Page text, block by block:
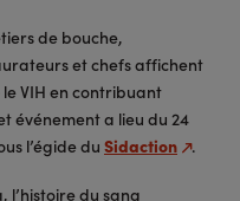
de bouche,
et chefs affichent
VIH en contribuant
événement a lieu du 24
l’égide du Sidaction .
l’histoire du sang